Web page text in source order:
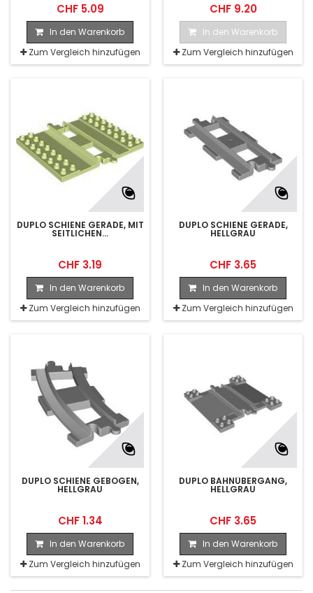
CHF 5.09
In den Warenkorb
Zum Vergleich hinzufügen
CHF 9.20
In den Warenkorb
Zum Vergleich hinzufügen
DUPLO SCHIENE GERADE, MIT
SEITLICHEN...
CHF 3.19
In den Warenkorb
Zum Vergleich hinzufügen
DUPLO SCHIENE GERADE,
HELLGRAU
CHF 3.65
In den Warenkorb
Zum Vergleich hinzufügen
DUPLO SCHIENE GEBOGEN,
HELLGRAU
CHF 1.34
In den Warenkorb
Zum Vergleich hinzufügen
DUPLO BAHNÜBERGANG,
HELLGRAU
CHF 3.65
In den Warenkorb
Zum Vergleich hinzufügen